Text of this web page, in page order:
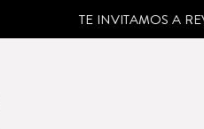
TE INVITAMOS A